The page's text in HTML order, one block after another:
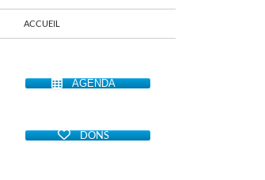
ACCUEIL
AGENDA
DONS